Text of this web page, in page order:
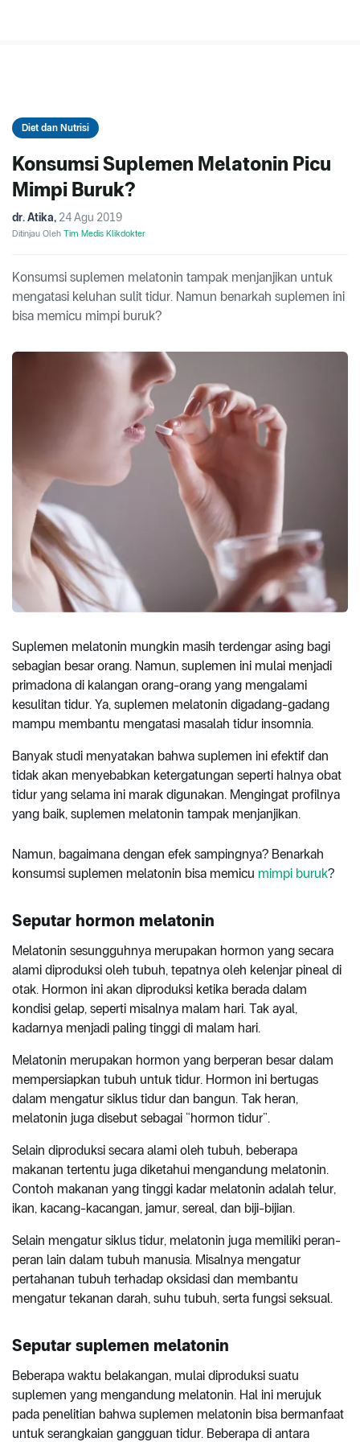
Diet dan Nutrisi
Konsumsi Suplemen Melatonin Picu
Mimpi Buruk?
dr. Atika, 24 Agu 2019
Ditinjau Oleh Tim Medis Klikdokter
Konsumsi suplemen melatonin tampak menjanjikan untuk
mengatasi keluhan sulit tidur. Namun benarkah suplemen ini
bisa memicu mimpi buruk?
Suplemen melatonin mungkin masih terdengar asing bagi
sebagian besar orang. Namun, suplemen ini mulai menjadi
primadona di kalangan orang-orang yang mengalami
kesulitan tidur. Ya, suplemen melatonin digadang-gadang
mampu membantu mengatasi masalah tidur insomnia.
Banyak studi menyatakan bahwa suplemen ini efektif dan
tidak akan menyebabkan ketergatungan seperti halnya obat
tidur yang selama ini marak digunakan. Mengingat profilnya
yang baik, suplemen melatonin tampak menjanjikan.
Namun, bagaimana dengan efek sampingnya? Benarkah
konsumsi suplemen melatonin bisa memicu mimpi buruk?
Seputar hormon melatonin
Melatonin sesungguhnya merupakan hormon yang secara
alami diproduksi oleh tubuh, tepatnya oleh kelenjar pineal di
otak. Hormon ini akan diproduksi ketika berada dalam
kondisi gelap, seperti misalnya malam hari. Tak ayal,
kadarnya menjadi paling tinggi di malam hari.
Melatonin merupakan hormon yang berperan besar dalam
mempersiapkan tubuh untuk tidur. Hormon ini bertugas
dalam mengatur siklus tidur dan bangun. Tak heran,
melatonin juga disebut sebagai “hormon tidur”.
Selain diproduksi secara alami oleh tubuh, beberapa
makanan tertentu juga diketahui mengandung melatonin.
Contoh makanan yang tinggi kadar melatonin adalah telur,
ikan, kacang-kacangan, jamur, sereal, dan biji-bijian.
Selain mengatur siklus tidur, melatonin juga memiliki peran-
peran lain dalam tubuh manusia. Misalnya mengatur
pertahanan tubuh terhadap oksidasi dan membantu
mengatur tekanan darah, suhu tubuh, serta fungsi seksual.
Seputar suplemen melatonin
Beberapa waktu belakangan, mulai diproduksi suatu
suplemen yang mengandung melatonin. Hal ini merujuk
pada penelitian bahwa suplemen melatonin bisa bermanfaat
untuk serangkaian gangguan tidur. Beberapa di antara